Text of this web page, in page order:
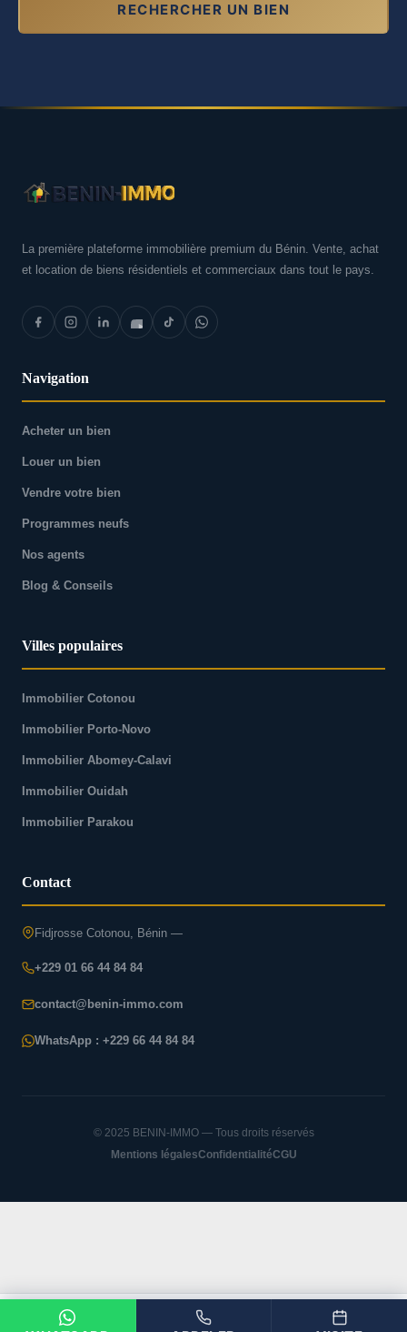
RECHERCHER UN BIEN
BENIN-IMMO
La première plateforme immobilière premium du Bénin. Vente, achat
et location de biens résidentiels et commerciaux dans tout le pays.
Navigation
Acheter un bien
Louer un bien
Vendre votre bien
Programmes neufs
Nos agents
Blog & Conseils
Villes populaires
Immobilier Cotonou
Immobilier Porto-Novo
Immobilier Abomey-Calavi
Immobilier Ouidah
Immobilier Parakou
Contact
Fidjrosse Cotonou, Bénin —
+229 01 66 44 84 84
contact@benin-immo.com
WhatsApp : +229 66 44 84 84
© 2025 BENIN-IMMO — Tous droits réservés
Mentions légalesConfidentialitéCGU